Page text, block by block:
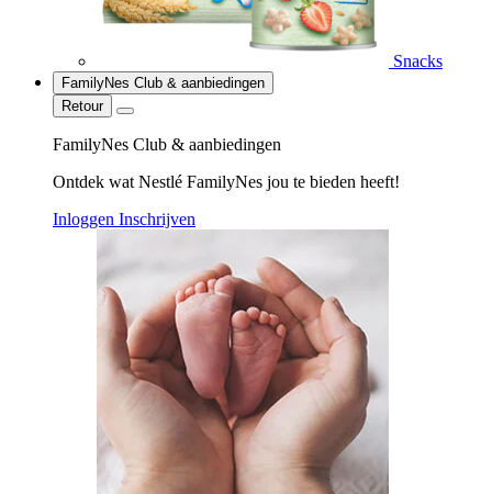
Snacks
FamilyNes Club & aanbiedingen
Retour
FamilyNes Club & aanbiedingen
Ontdek wat Nestlé FamilyNes jou te bieden heeft!
Inloggen Inschrijven